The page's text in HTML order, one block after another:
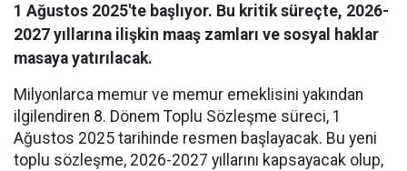
1 Ağustos 2025'te başlıyor. Bu kritik süreçte, 2026-
2027 yıllarına ilişkin maaş zamları ve sosyal haklar
masaya yatırılacak.
Milyonlarca memur ve memur emeklisini yakından
ilgilendiren 8. Dönem Toplu Sözleşme süreci, 1
Ağustos 2025 tarihinde resmen başlayacak. Bu yeni
toplu sözleşme, 2026-2027 yıllarını kapsayacak olup,